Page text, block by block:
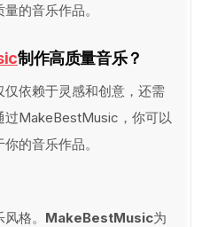
的音乐作品。
制作高质量音乐？
依赖于灵感和创意，还需
过MakeBestMusic，你可以
的音乐作品。
格。 MakeBestMusic为